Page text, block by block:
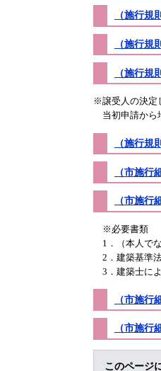
（施行規
（施行規
（施行規
※譲受人の決定
当初申請から
（施行規
（市施
（市施
※必要書類
1．（本人で
2．建築基準
3．建築士に
（市施
（市施
このページ